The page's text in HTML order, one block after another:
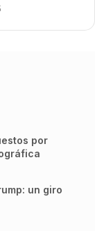
por
un giro